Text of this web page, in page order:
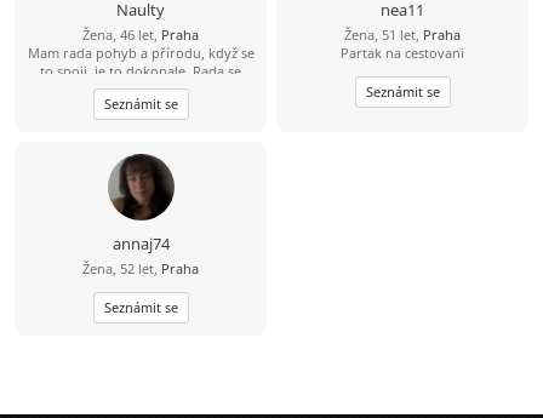
na upřímnosti a vzájemném
respektu. Pokud máš vyřešenou
minulost a chceš začít psát novou
kapitolu, budeme si rozumět.
Naulty
Žena, 46 let, Praha
Mam rada pohyb a přírodu, když se
to spoji, je to dokonale. Rada se
zabyvam různými druhy cvičení a
zdravým životním stylem, ale
samozrejme rezervy jsou ;-). Osobni
zábavná cesta. Byla bych rada,
kdybys na tom alespon castecne byl
podobne, je přínosem spolu růst :-).
Ale koníčky nemusíme mít stejne, je
fajn se i oddělit, stejný bychom měli
mít takový ten základ lidství…
Seznámit se
nea11
Žena, 51 let, Praha
Partak na cestovani
Seznámit se
annaj74
Žena, 52 let, Praha
Seznámit se